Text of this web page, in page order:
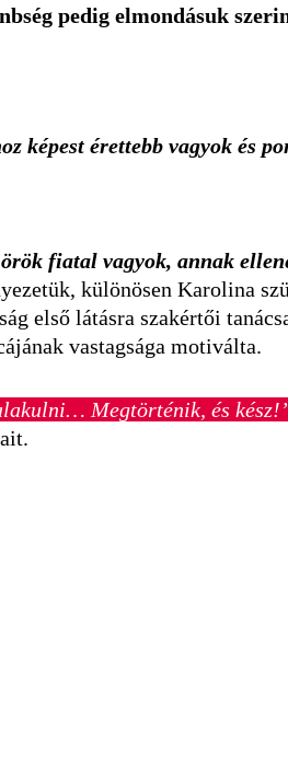
pedig elmondásuk
képest érettebb vagyok és
fiatal vagyok, annak
különösen Karolina
első látásra szakértői
vastagsága motiválta.
Megtörténik, és